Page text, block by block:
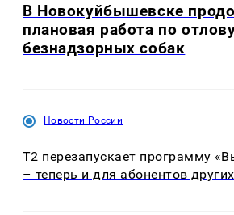
В Новокуйбышевске
плановая работа по
безнадзорных собак
Новости России
Т2 перезапускает программу
– теперь и для абонентов